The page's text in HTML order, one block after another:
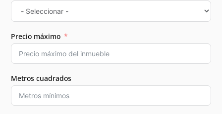
Precio máximo
Metros cuadrados